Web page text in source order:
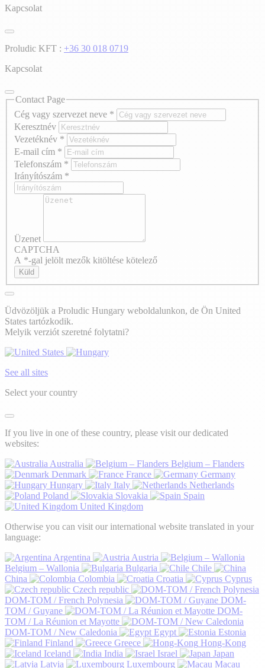
Kapcsolat
Proludic KFT : +36 30 018 0719
Kapcsolat
Contact Page
Cég vagy szervezet neve *
Keresztnév
Vezetéknév *
E-mail cím *
Telefonszám *
Irányítószám *
Üzenet
CAPTCHA
A *-gal jelölt mezők kitöltése kötelező
Küld
Üdvözöljük a Proludic Hungary weboldalunkon, de Ön United
States tartózkodik.
Melyik verziót szeretné folytatni?
See all sites
Select your country
If you live in one of these country, please visit our dedicated
websites:
Australia
Belgium – Flanders
Denmark
France
Germany
Hungary
Italy
Netherlands
Poland
Slovakia
Spain
United Kingdom
Otherwise you can visit our international website translated in your
language:
Argentina
Austria
Belgium – Wallonia
Bulgaria
Chile
China
Colombia Croatia
Cyprus
Czech republic
DOM-TOM / French Polynesia
DOM-
TOM / Guyane
DOM-
TOM / La Réunion et Mayotte
DOM-TOM / New Caledonia
Egypt
Estonia
Finland
Greece
Hong-Kong
Iceland
India Israel
Japan
Latvia
Luxembourg Macau